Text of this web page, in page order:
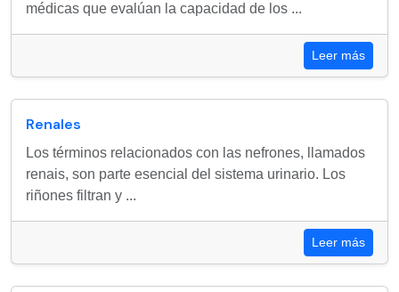
médicas que evalúan la capacidad de los ...
Leer más
Renales
Los términos relacionados con las nefrones, llamados
renais, son parte esencial del sistema urinario. Los
riñones filtran y ...
Leer más